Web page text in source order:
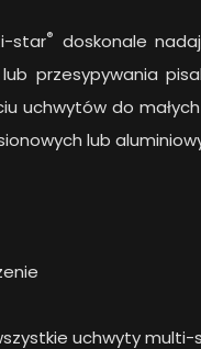
star® doskonale
przesypywania
uchwytów do
lub
uchwyty multi-